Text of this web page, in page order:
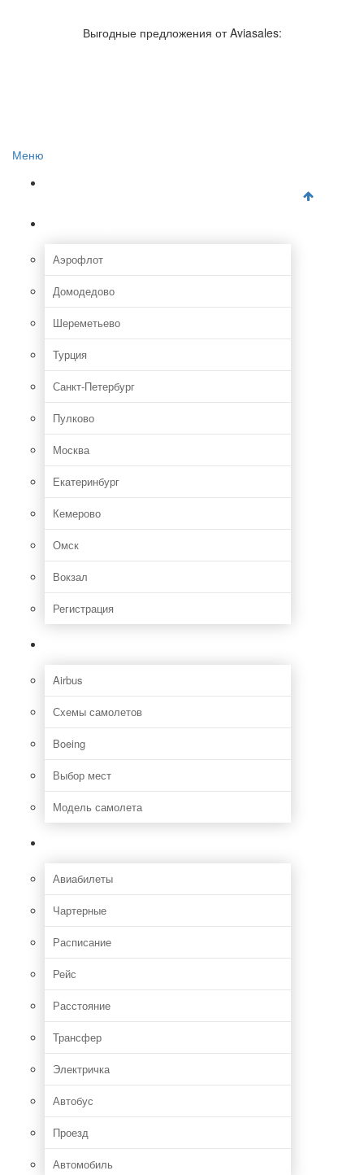
Отзывы об авиакомпаниях
Отзывы об аэропортах
Выгодные предложения от Aviasales:
Меню
Аэрофлот
Домодедово
Шереметьево
Турция
Санкт-Петербург
Пулково
Москва
Екатеринбург
Кемерово
Омск
Вокзал
Регистрация
Airbus
Схемы самолетов
Boeing
Выбор мест
Модель самолета
Авиабилеты
Чартерные
Расписание
Рейс
Расстояние
Трансфер
Электричка
Автобус
Проезд
Автомобиль